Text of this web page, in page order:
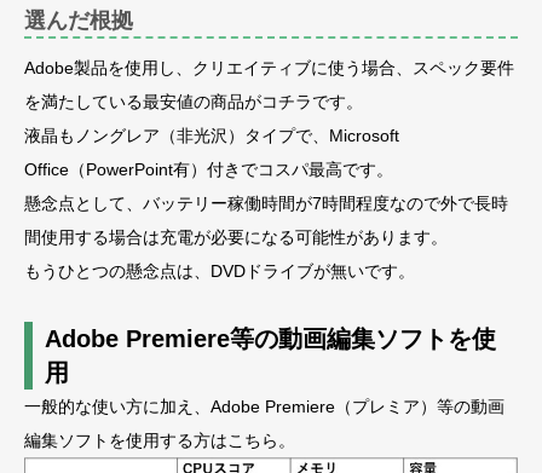
選んだ根拠
Adobe製品を使用し、クリエイティブに使う場合、スペック要件
を満たしている最安値の商品がコチラです。
液晶もノングレア（非光沢）タイプで、Microsoft
Office（PowerPoint有）付きでコスパ最高です。
懸念点として、バッテリー稼働時間が7時間程度なので外で長時
間使用する場合は充電が必要になる可能性があります。
もうひとつの懸念点は、DVDドライブが無いです。
Adobe Premiere等の動画編集ソフトを使
用
一般的な使い方に加え、Adobe Premiere（プレミア）等の動画
編集ソフトを使用する方はこちら。